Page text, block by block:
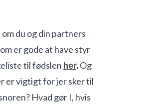
du og din partners
er gode at have styr
til fødslen her.Og
er vigtigt for jer sker til
Hvad gør I, hvis